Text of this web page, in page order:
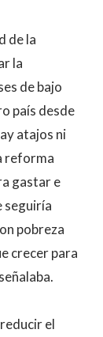
de la
la
de bajo
país desde
atajos ni
reforma
gastar e
seguiría
pobreza
crecer para
el